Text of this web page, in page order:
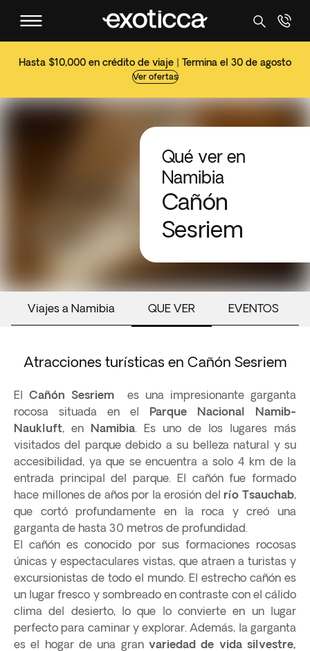
Hasta $10,000 en crédito de viaje | Termina el 30 de agosto
Ver ofertas
Qué ver en
Namibia
Cañón
Sesriem
Viajes a Namibia QUE VER EVENTOS
Atracciones turísticas en Cañón Sesriem
ElCañón Sesriem es una impresionante garganta
rocosa situada en el Parque Nacional Namib-
Naukluft, en Namibia. Es uno de los lugares más
visitados del parque debido a su belleza natural y su
accesibilidad, ya que se encuentra a solo 4 km de la
entrada principal del parque. El cañón fue formado
hace millones de años por la erosión delrío Tsauchab,
que cortó profundamente en la roca y creó una
garganta de hasta 30 metros de profundidad.
El cañón es conocido por sus formaciones rocosas
únicas y espectaculares vistas, que atraen a turistas y
excursionistas de todo el mundo. El estrecho cañón es
un lugar fresco y sombreado en contraste con el cálido
clima del desierto, lo que lo convierte en un lugar
perfecto para caminar y explorar. Además, la garganta
es el hogar de una gran variedad de vida silvestre,